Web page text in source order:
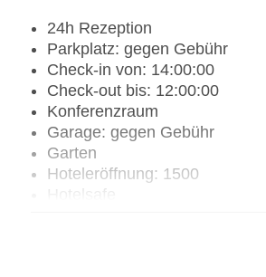
24h Rezeption
Parkplatz: gegen Gebühr
Check-in von: 14:00:00
Check-out bis: 12:00:00
Konferenzraum
Garage: gegen Gebühr
Garten
Hoteleröffnung: 1500
Hotelsafe